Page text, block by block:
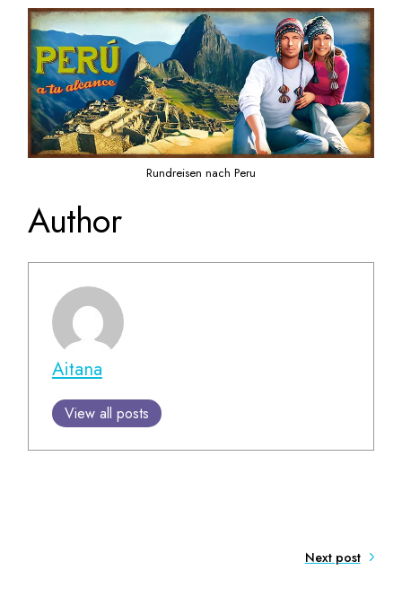
Rundreisen nach Peru
Author
Aitana
View all posts
Next post